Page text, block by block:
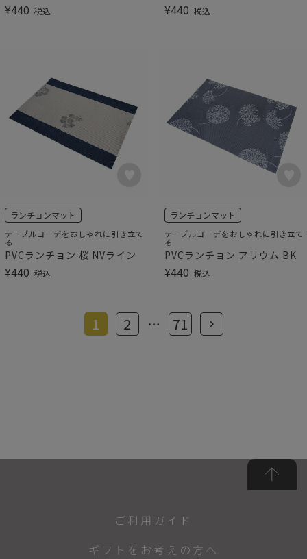
¥440 税込 ¥440 税込
ランチョンマット
テーブルコーデをおしゃれに引き立て
る
PVCランチョン 桜 NVライン
¥440 税込
ランチョンマット
テーブルコーデをおしゃれに引き立て
る
PVCランチョン アリウム BK
¥440 税込
1 2 … 71
ご利用ガイド
ギフトをお考えの方へ